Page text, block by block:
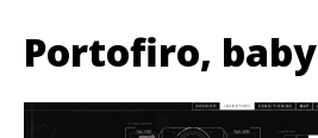
Portofiro, baby